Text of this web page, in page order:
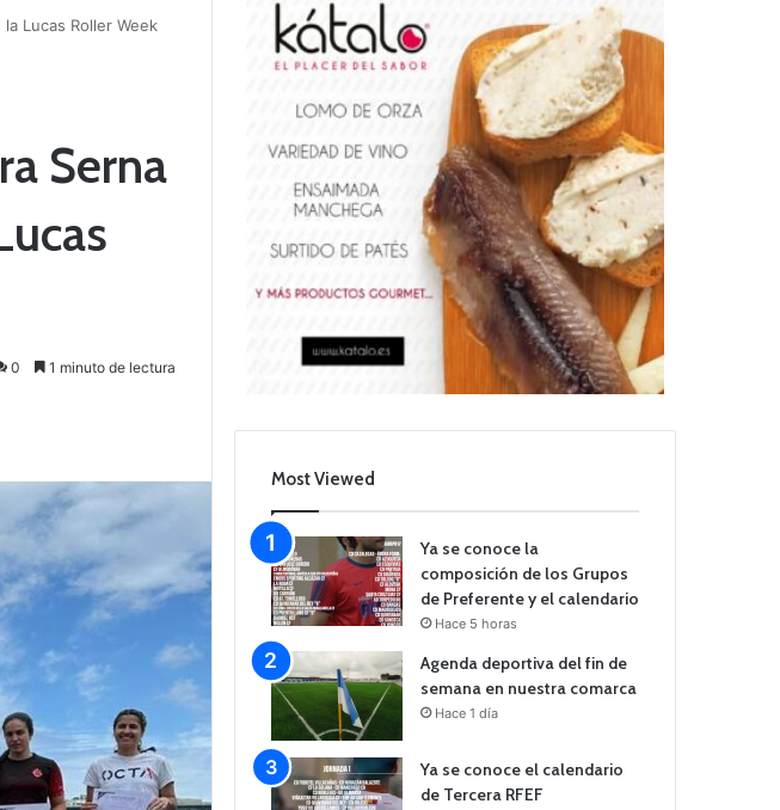
Lucas Roller Week
Serna
0 1 minuto de lectura
Most Viewed
Ya se conoce la
composición de los Grupos
de Preferente y el calendario
Hace 5 horas
Agenda deportiva del fin de
semana en nuestra comarca
Hace 1 día
Ya se conoce el calendario
de Tercera RFEF